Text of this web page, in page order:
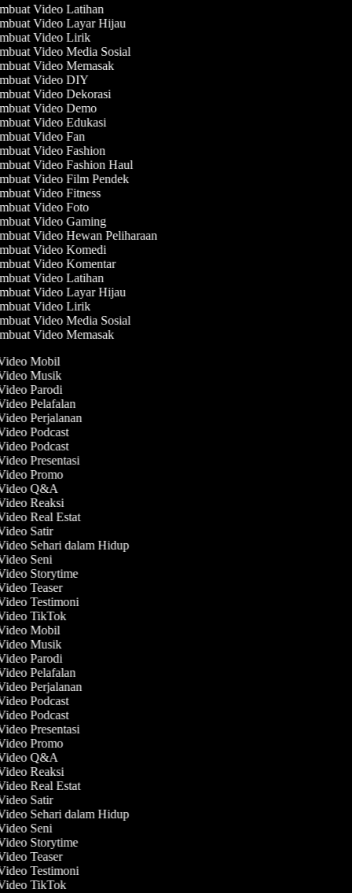
Video Latihan
Video Layar Hijau
Video Lirik
Video Media Sosial
Video Memasak
Video DIY
Video Dekorasi
Video Demo
Video Edukasi
Video Fan
Video Fashion
Video Fashion Haul
Video Film Pendek
Video Fitness
Video Foto
Video Gaming
Video Hewan Peliharaan
Video Komedi
Video Komentar
Video Latihan
Video Layar Hijau
Video Lirik
Video Media Sosial
Video Memasak
Video Mobil
Musik
Parodi
Pelafalan
Perjalanan
Podcast
Podcast
Presentasi
Promo
Video Q&A
Reaksi
Real Estat
Satir
Video Sehari dalam Hidup
Seni
Storytime
Teaser
Testimoni
TikTok
Video Mobil
Musik
Parodi
Pelafalan
Perjalanan
Podcast
Podcast
Presentasi
Promo
Video Q&A
Reaksi
Real Estat
Satir
Video Sehari dalam Hidup
Seni
Storytime
Teaser
Testimoni
TikTok